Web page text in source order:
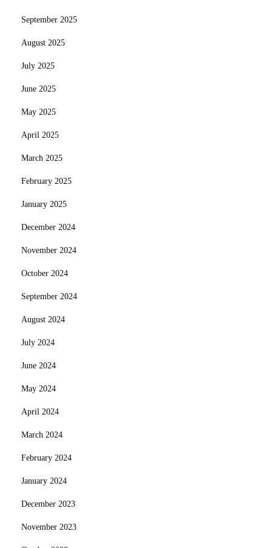
September 2025
August 2025
July 2025
June 2025
May 2025
April 2025
March 2025
February 2025
January 2025
December 2024
November 2024
October 2024
September 2024
August 2024
July 2024
June 2024
May 2024
April 2024
March 2024
February 2024
January 2024
December 2023
November 2023